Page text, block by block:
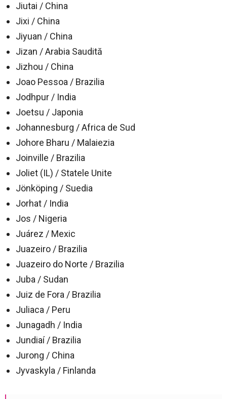
Jiutai / China
Jixi / China
Jiyuan / China
Jizan / Arabia Saudită
Jizhou / China
Joao Pessoa / Brazilia
Jodhpur / India
Joetsu / Japonia
Johannesburg / Africa de Sud
Johore Bharu / Malaiezia
Joinville / Brazilia
Joliet (IL) / Statele Unite
Jönköping / Suedia
Jorhat / India
Jos / Nigeria
Juárez / Mexic
Juazeiro / Brazilia
Juazeiro do Norte / Brazilia
Juba / Sudan
Juiz de Fora / Brazilia
Juliaca / Peru
Junagadh / India
Jundiaí / Brazilia
Jurong / China
Jyvaskyla / Finlanda